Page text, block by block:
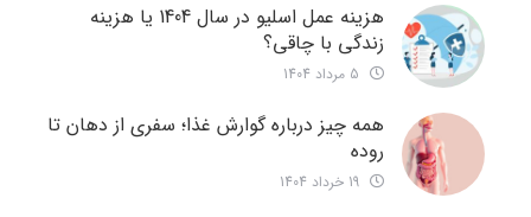
هزینه عمل اسلیو در سال 1404 یا هزینه
زندگی با چاقی؟
همه چیز درباره گوارش غذا؛ سفری از دهان تا
روده